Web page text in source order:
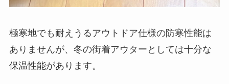
極寒地でも耐えうるアウトドア仕様の防寒性能は
ありませんが、冬の街着アウターとしては十分な
保温性能があります。